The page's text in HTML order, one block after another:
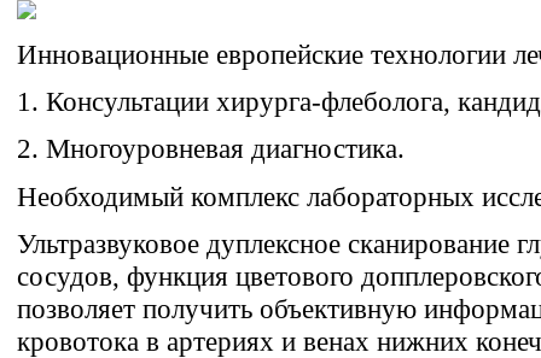
Инновационные европейские технологии
1. Консультации хирурга-флеболога,
2. Многоуровневая диагностика.
Необходимый комплекс лабораторных
Ультразвуковое дуплексное сканирование
сосудов, функция цветового
позволяет получить объективную
кровотока в артериях и венах нижних